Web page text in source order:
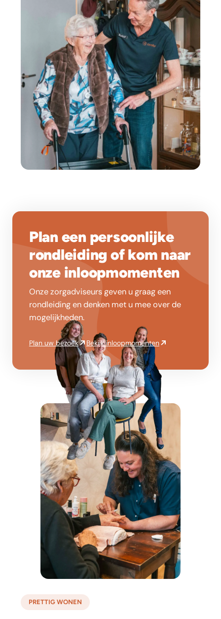
Plan een persoonlijke
rondleiding of kom naar
onze inloopmomenten
Onze zorgadviseurs geven u graag een
rondleiding en denken met u mee over de
mogelijkheden.
Plan uw bezoek Bekijk inloopmomenten
PRETTIG WONEN